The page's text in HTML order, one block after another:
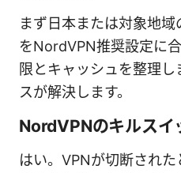
まず日本または対象地
をNordVPN推奨設定に
限とキャッシュを整理
スが解決します。
NordVPNのキルスイ
はい。VPNが切断され